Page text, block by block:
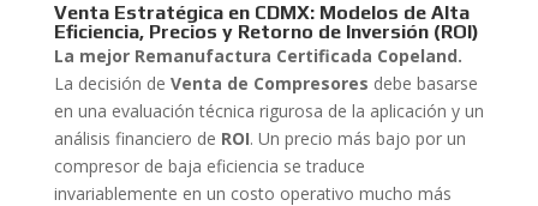
Venta Estratégica en CDMX: Modelos de Alta
Eficiencia, Precios y Retorno de Inversión (ROI)
La mejor Remanufactura Certificada Copeland.
La decisión de Venta de Compresores debe basarse
en una evaluación técnica rigurosa de la aplicación y un
análisis financiero de ROI. Un precio más bajo por un
compresor de baja eficiencia se traduce
invariablemente en un costo operativo mucho más